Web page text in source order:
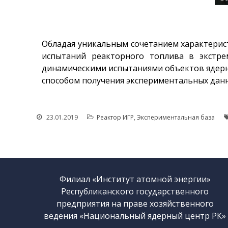
Обладая уникальным сочетанием
испытаний реакторного топлива в
динамическими испытаниями объектов
способом получения экспериментальных
23.01.2019 Реактор ИГР, Экспериментальная база
Филиал «Институт атомной энергии»
Республиканского государственного
предприятия на праве хозяйственного
ведения «Национальный ядерный центр РК»